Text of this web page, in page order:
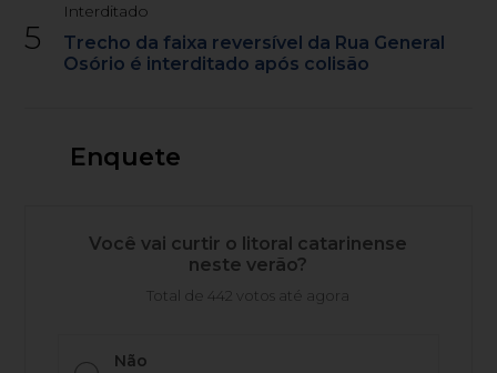
5
Interditado
Trecho da faixa reversível da Rua General
Osório é interditado após colisão
Enquete
Você vai curtir o litoral catarinense
neste verão?
Total de 442 votos até agora
Não